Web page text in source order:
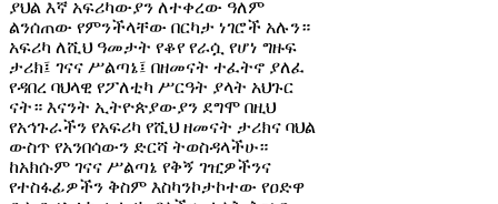
ያህል እኛ አፍሪካውያን ለተቀረው ዓለም
ልንሰጠው የምንችላቸው በርካታ ነገሮች አሉን።
አፍሪካ ለሺህ ዓመታት የቆየ የራሷ የሆነ ግዙፍ
ታሪክ፤ ገናና ሥልጣኔ፤ በዘመናት ተፈትኖ ያለፈ
የዳበረ ባህላዊ የፖለቲካ ሥርዓት ያላት አህጉር
ናት። እናንት ኢትዮጵያውያን ደግሞ በዚህ
የአኅጉራችን የአፍሪካ የሺህ ዘመናት ታሪክና ባህል
ውስጥ የአንበሳውን ድርሻ ትወስዳላችሁ።
ከአክሱም ገናና ሥልጣኔ የቅኝ ገዢዎችንና
የተስፋፊዎችን ቅስም እስካንኮታኮተው የዐድዋ